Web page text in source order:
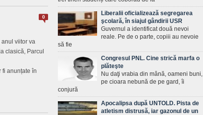
0
viitor va
clasică, Parcul
fi anunțate în
Liberalii oficializează segregarea
şcolară, în siajul gândirii USR
Guvernul a identificat două nevoi
reale. Pe de o parte, copiii au nevoie
să fie
Congresul PNL. Cine strică marfa o
plăteşte
Nu daţi vrabia din mână, oameni buni,
pe cioara nebună de pe gard, îi
conjură
Apocalipsa după UNTOLD. Pista de
atletism distrusă, iar gazonul de un